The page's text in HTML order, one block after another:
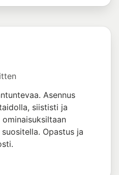
Asennus
siististi ja
Opastus ja